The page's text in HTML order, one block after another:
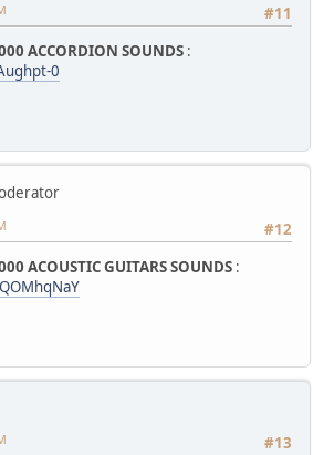
#11
ACCORDION SOUNDS :
0
#12
ACOUSTIC GUITARS SOUNDS :
#13